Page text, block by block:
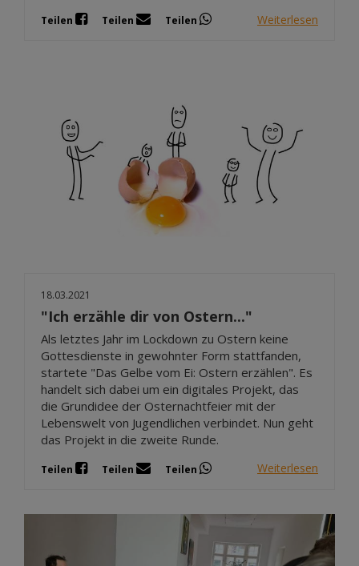
Teilen Teilen Teilen Weiterlesen
18.03.2021
"Ich erzähle dir von Ostern..."
Als letztes Jahr im Lockdown zu Ostern keine
Gottesdienste in gewohnter Form stattfanden,
startete "Das Gelbe vom Ei: Ostern erzählen". Es
handelt sich dabei um ein digitales Projekt, das
die Grundidee der Osternachtfeier mit der
Lebenswelt von Jugendlichen verbindet. Nun geht
das Projekt in die zweite Runde.
Teilen Teilen Teilen Weiterlesen